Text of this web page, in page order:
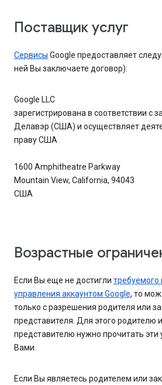
Поставщик услуг
Сервисы Google предоставляет
ней Вы заключаете договор):
Google LLC
зарегистрирована в соответствии с
Делавэр (США) и осуществляет
праву США
1600 Amphitheatre Parkway
Mountain View, California, 94043
США
Возрастные
Если Вы еще не достигли требуемого
управления аккаунтом Google, то
только с разрешения родителя или
представителя. Для этого родителю
представителю нужно прочитать эти
Вами.
Если Вы являетесь родителем или